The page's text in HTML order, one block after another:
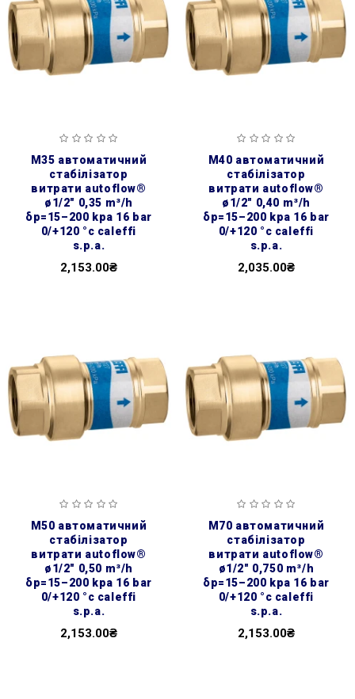
m35 автоматичний
стабілізатор
витрати autoflow®
ø1/2″ 0,35 m³/h
δp=15–200 kpa 16 bar
0/+120 °c caleffi
s.p.a.
2,153.00₴
m40 автоматичний
стабілізатор
витрати autoflow®
ø1/2″ 0,40 m³/h
δp=15–200 kpa 16 bar
0/+120 °c caleffi
s.p.a.
2,035.00₴
m50 автоматичний
стабілізатор
витрати autoflow®
ø1/2″ 0,50 m³/h
δp=15–200 kpa 16 bar
0/+120 °c caleffi
s.p.a.
2,153.00₴
m70 автоматичний
стабілізатор
витрати autoflow®
ø1/2″ 0,750 m³/h
δp=15–200 kpa 16 bar
0/+120 °c caleffi
s.p.a.
2,153.00₴